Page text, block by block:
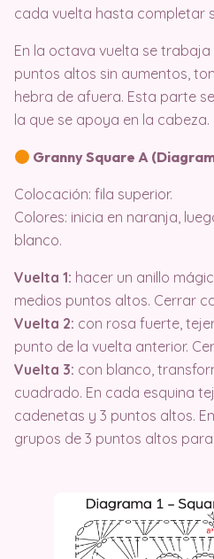
cada vuelta hasta completar
En la octava vuelta se
puntos altos sin aumentos,
hebra de afuera. Esta parte
la que se apoya en la cabeza.
Granny Square A
Colocación: fila superior.
Colores: inicia en naranja,
blanco.
Vuelta 1: hacer un anillo
medios puntos altos. Cerrar
Vuelta 2: con rosa fuerte,
punto de la vuelta anterior.
Vuelta 3: con blanco,
cuadrado. En cada esquina
cadenetas y 3 puntos altos.
grupos de 3 puntos altos